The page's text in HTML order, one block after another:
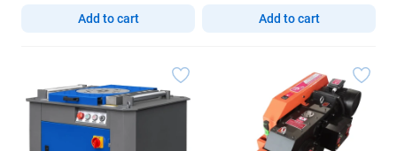
Add to cart Add to cart